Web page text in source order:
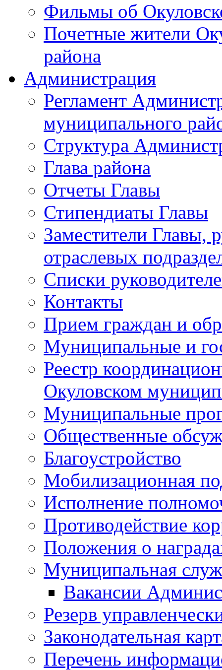
Фильмы об
Почетные жители
района
Администрация
Регламент
муниципального
Структура
Глава района
Отчеты Главы
Стипендиаты Главы
Заместители Главы,
отраслевых
Списки
Контакты
Прием граждан и
Муниципальные и
Реестр
Окуловском
Муниципальные
Общественные
Благоустройство
Мобилизационная
Исполнение
Противодействие
Положения о
Муниципальная
Вакансии
Резерв
Законодательная
Перечень